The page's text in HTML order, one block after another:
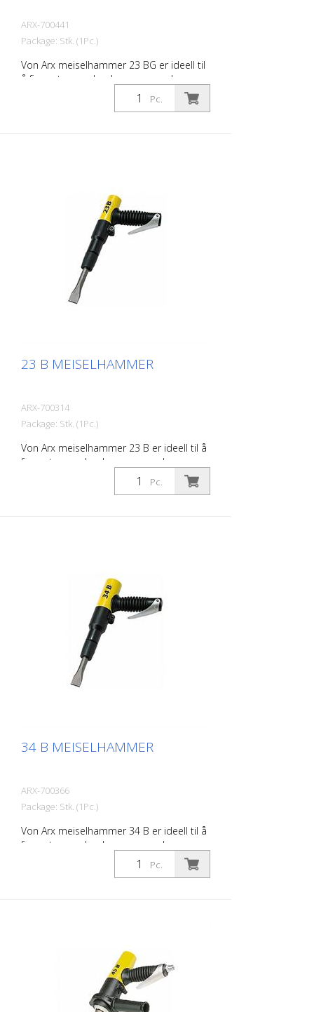
ARX-700441
Package: Stk. (1Pc.)
Von Arx meiselhammer 23 BG er ideell til
å fjerne tepper, banke av gammel puss,
meisle naturstein, meisle ut fuger og
spissarbeid på murverk. Det finnes en
100 l/min (3,5 cfm) Lufttrykk: Maks. 7 bar
(100 psi) Tilkobling: G 3/8 tommer
Støynivå 101 dB (A)
Pc.
23 B MEISELHAMMER
ARX-700314
Package: Stk. (1Pc.)
Von Arx meiselhammer 23 B er ideell til å
fjerne tepper, banke av gammel puss,
meisle naturstein, meisle ut fuger og
spissarbeid på murverk. Det finnes en
(3,8 lbs) Luftforbruk: 100 l/min (3,5 cfm)
Lufttrykk: Maks. 7 bar (100 psi) Tilkobling:
G 3/8 tommer Støynivå 101 dB (A)
Pc.
34 B MEISELHAMMER
ARX-700366
Package: Stk. (1Pc.)
Von Arx meiselhammer 34 B er ideell til å
fjerne tepper, banke av gammel puss,
meisle naturstein, meisle ut fuger og
spissarbeid på murverk. Det finnes en
(4,9 lbs) Luftforbruk: 125 l/min (4,4 cfm)
Lufttrykk: Maks. 7 bar (100 psi) Tilkobling:
G 3/8 tommer Støynivå 101 dB (A)
Pc.